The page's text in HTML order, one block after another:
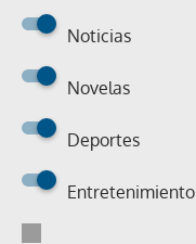
Noticias
Novelas
Deportes
Entretenimiento